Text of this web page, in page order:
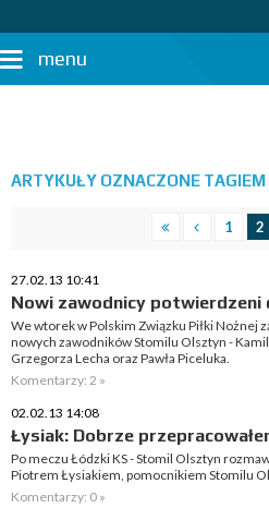
menu
ARTYKUŁY OZNACZONE
1 2
27.02.13 10:41
Nowi zawodnicy potwierdzeni
We wtorek w Polskim Związku Piłki Nożnej
nowych zawodników Stomilu Olsztyn -
Grzegorza Lecha oraz Pawła Piceluka.
Komentarzy: 2 »
02.02.13 14:08
Łysiak: Dobrze
Po meczu Łódzki KS - Stomil Olsztyn
Piotrem Łysiakiem, pomocnikiem Stomilu
Komentarzy: 0 »